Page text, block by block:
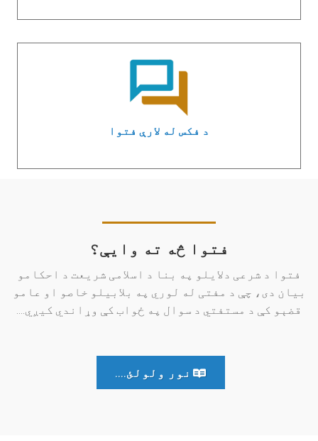
د فکس له لارې فتوا
فتوا څه ته وایې؟
فتوا د شرعی دلایلو په بنا د اسلامی شریعت د احکامو
بیان دی، چې د مفتی له لوري په بلابیلو خاصو او عامو
قضېو کې د مستفتي د سوال په ځواب کې وړاندي کیږي....
نور ولولئ....